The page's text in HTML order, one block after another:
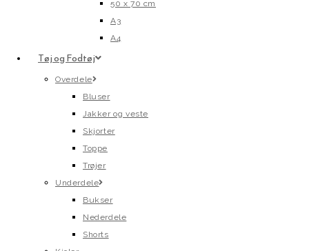
50 x 70 cm
A3
A4
Tøj og Fodtøj
Overdele
Bluser
Jakker og veste
Skjorter
Toppe
Trøjer
Underdele
Bukser
Nederdele
Shorts